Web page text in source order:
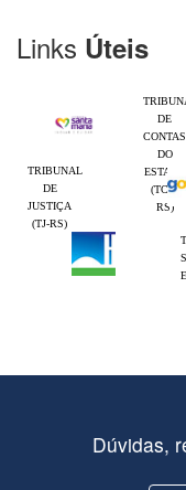
Links Úteis
DE
CONTAS
DO
ESTADO
(TCE-
RS)
TRIBUNAL
DE
JUSTIÇA
(TJ-RS)
Dúvidas,